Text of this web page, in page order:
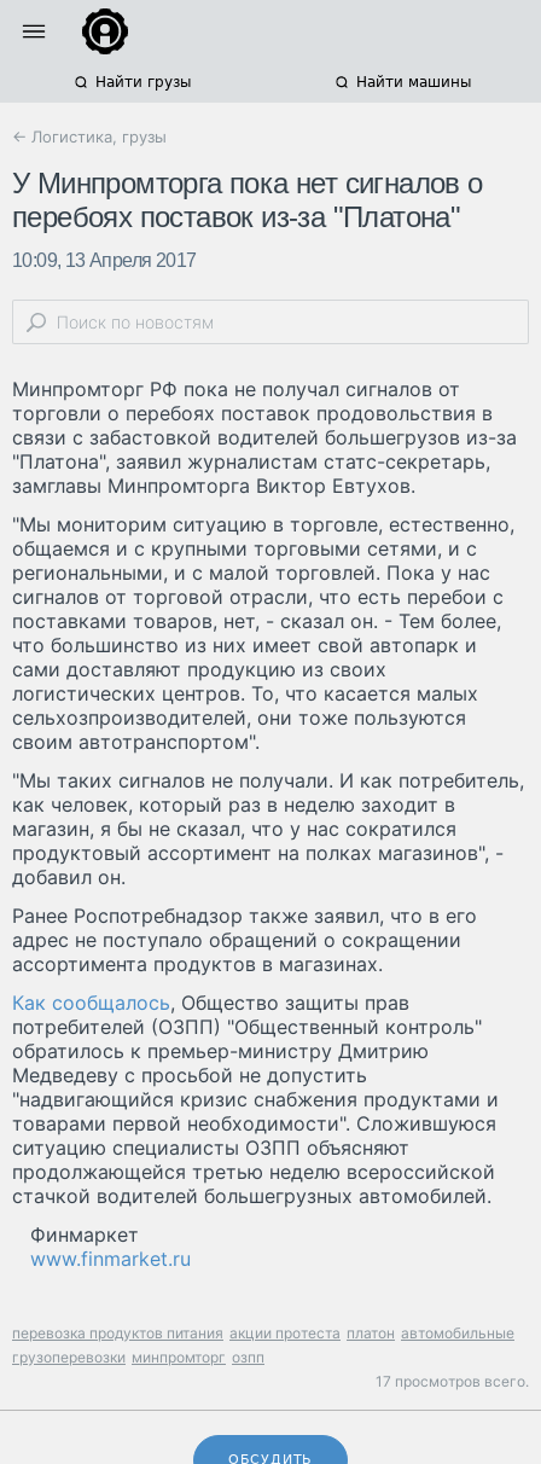
Найти грузы Найти машины
← Логистика, грузы
У Минпромторга пока нет сигналов о
перебоях поставок из-за "Платона"
10:09, 13 Апреля 2017
Минпромторг РФ пока не получал сигналов от
торговли о перебоях поставок продовольствия в
связи с забастовкой водителей большегрузов из-за
"Платона", заявил журналистам статс-секретарь,
замглавы Минпромторга Виктор Евтухов.
"Мы мониторим ситуацию в торговле, естественно,
общаемся и с крупными торговыми сетями, и с
региональными, и с малой торговлей. Пока у нас
сигналов от торговой отрасли, что есть перебои с
поставками товаров, нет, - сказал он. - Тем более,
что большинство из них имеет свой автопарк и
сами доставляют продукцию из своих
логистических центров. То, что касается малых
сельхозпроизводителей, они тоже пользуются
своим автотранспортом".
"Мы таких сигналов не получали. И как потребитель,
как человек, который раз в неделю заходит в
магазин, я бы не сказал, что у нас сократился
продуктовый ассортимент на полках магазинов", -
добавил он.
Ранее Роспотребнадзор также заявил, что в его
адрес не поступало обращений о сокращении
ассортимента продуктов в магазинах.
Как сообщалось, Общество защиты прав
потребителей (ОЗПП) "Общественный контроль"
обратилось к премьер-министру Дмитрию
Медведеву с просьбой не допустить
"надвигающийся кризис снабжения продуктами и
товарами первой необходимости". Сложившуюся
ситуацию специалисты ОЗПП объясняют
продолжающейся третью неделю всероссийской
стачкой водителей большегрузных автомобилей.
Финмаркет
www.finmarket.ru
перевозка продуктов питания акции протеста платон автомобильные
грузоперевозки минпромторг озпп
17 просмотров всего.
ОБСУДИТЬ